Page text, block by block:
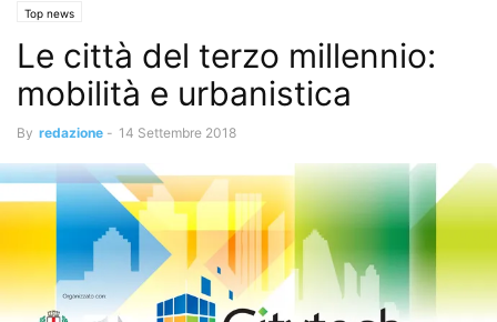
Top news
Le città del terzo millennio:
mobilità e urbanistica
By redazione - 14 Settembre 2018